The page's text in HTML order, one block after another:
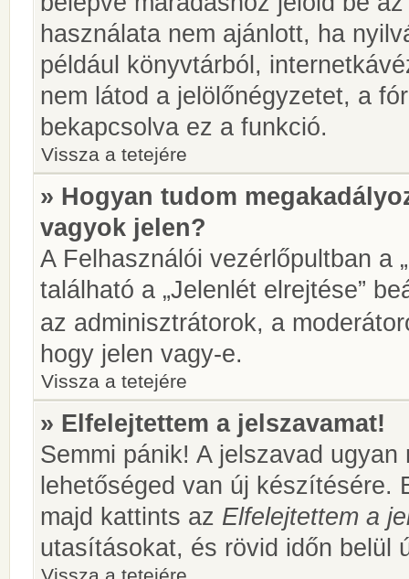
használata nem ajánlott, ha
például könyvtárból,
nem látod a jelölőnégyzetet, a
bekapcsolva ez a funkció.
Vissza a tetejére
» Hogyan tudom
vagyok jelen?
A Felhasználói vezérlőpultban a
található a „Jelenlét elrejtése”
az adminisztrátorok, a
hogy jelen vagy-e.
Vissza a tetejére
» Elfelejtettem a jelszavamat!
Semmi pánik! A jelszavad
lehetőséged van új készítésére.
majd kattints az Elfelejtettem a
utasításokat, és rövid időn belül